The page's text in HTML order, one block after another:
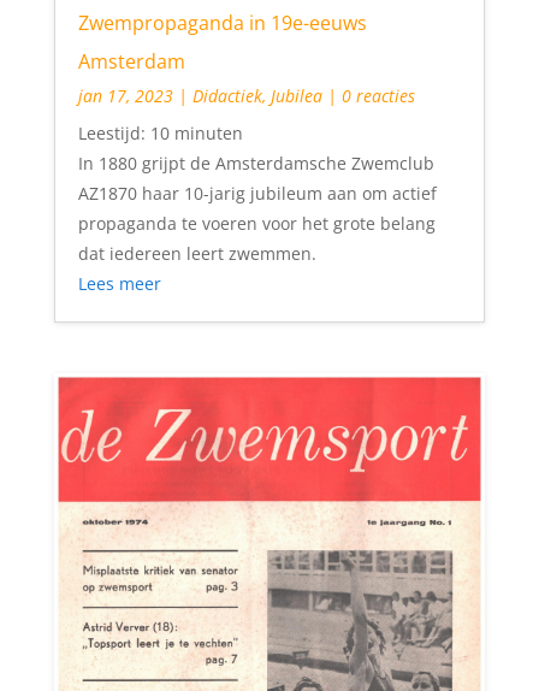
Zwempropaganda in 19e-eeuws
Amsterdam
jan 17, 2023| Didactiek, Jubilea| 0 reacties
Leestijd: 10 minuten
In 1880 grijpt de Amsterdamsche Zwemclub
AZ1870 haar 10-jarig jubileum aan om actief
propaganda te voeren voor het grote belang
dat iedereen leert zwemmen.
Lees meer